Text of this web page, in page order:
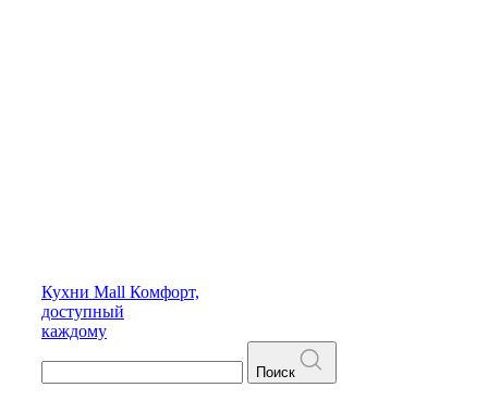
Кухни Mall Комфорт,
доступный
каждому
Поиск